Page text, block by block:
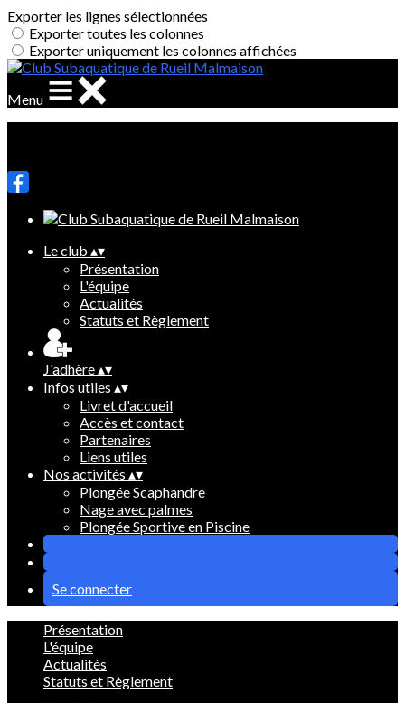
Exporter les lignes sélectionnées
Exporter toutes les colonnes
Exporter uniquement les colonnes affichées
Menu
Le club ▴▾
Présentation
L'équipe
Actualités
Statuts et Règlement
J'adhère▴▾
Infos utiles ▴▾
Livret d'accueil
Accès et contact
Partenaires
Liens utiles
Nos activités ▴▾
Plongée Scaphandre
Nage avec palmes
Plongée Sportive en Piscine
Se connecter
Présentation
L'équipe
Actualités
Statuts et Règlement